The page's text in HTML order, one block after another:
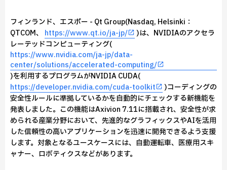
フィンランド、エスポー - Qt Group(Nasdaq, Helsinki：
QTCOM、 https://www.qt.io/ja-jp/
)は、NVIDIAのアクセラ
レーテッドコンピューティング(
https://www.nvidia.com/ja-jp/data-
center/solutions/accelerated-computing/
)を利用するプログラムがNVIDIA CUDA(
https://developer.nvidia.com/cuda-toolkit
)コーディングの
安全性ルールに準拠しているかを自動的にチェックする新機能を
発表しました。この機能はAxivion 7.11に搭載され、安全性が求
められる産業分野において、先進的なグラフィックスやAIを活用
した信頼性の高いアプリケーションを迅速に開発できるよう支援
します。対象となるユースケースには、自動運転車、医療用スキ
ャナー、ロボティクスなどがあります。